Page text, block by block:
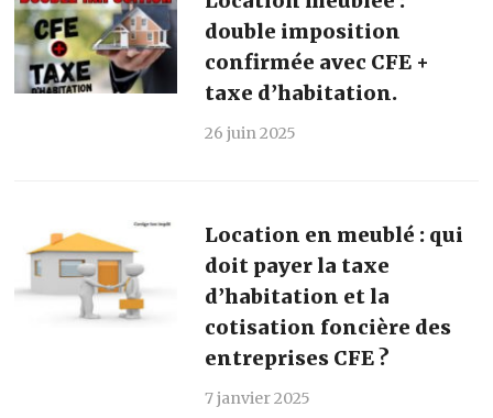
double imposition
confirmée avec CFE +
taxe d’habitation.
26 juin 2025
Location en meublé : qui
doit payer la taxe
d’habitation et la
cotisation foncière des
entreprises CFE ?
7 janvier 2025